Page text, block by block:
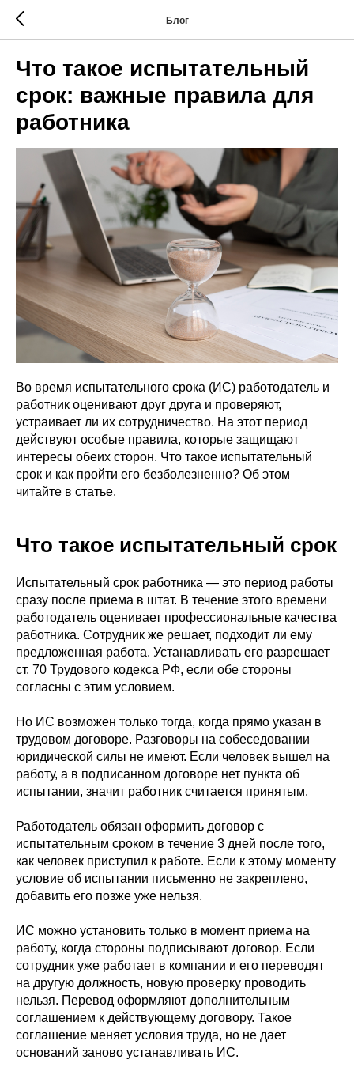
Блог
Что такое испытательный
срок: важные правила для
работника
Во время испытательного срока (ИС) работодатель и
работник оценивают друг друга и проверяют,
устраивает ли их сотрудничество. На этот период
действуют особые правила, которые защищают
интересы обеих сторон. Что такое испытательный
срок и как пройти его безболезненно? Об этом
читайте в статье.
Что такое испытательный срок
Испытательный срок работника — это период работы
сразу после приема в штат. В течение этого времени
работодатель оценивает профессиональные качества
работника. Сотрудник же решает, подходит ли ему
предложенная работа. Устанавливать его разрешает
ст. 70 Трудового кодекса РФ, если обе стороны
согласны с этим условием.
Но ИС возможен только тогда, когда прямо указан в
трудовом договоре. Разговоры на собеседовании
юридической силы не имеют. Если человек вышел на
работу, а в подписанном договоре нет пункта об
испытании, значит работник считается принятым.
Работодатель обязан оформить договор с
испытательным сроком в течение 3 дней после того,
как человек приступил к работе. Если к этому моменту
условие об испытании письменно не закреплено,
добавить его позже уже нельзя.
ИС можно установить только в момент приема на
работу, когда стороны подписывают договор. Если
сотрудник уже работает в компании и его переводят
на другую должность, новую проверку проводить
нельзя. Перевод оформляют дополнительным
соглашением к действующему договору. Такое
соглашение меняет условия труда, но не дает
оснований заново устанавливать ИС.